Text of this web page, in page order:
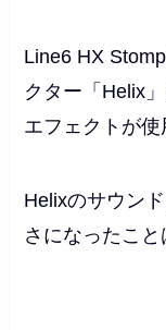
Line6 HX
クター 「Helix
エフェクトが使
Helixのサウン
さになったこと